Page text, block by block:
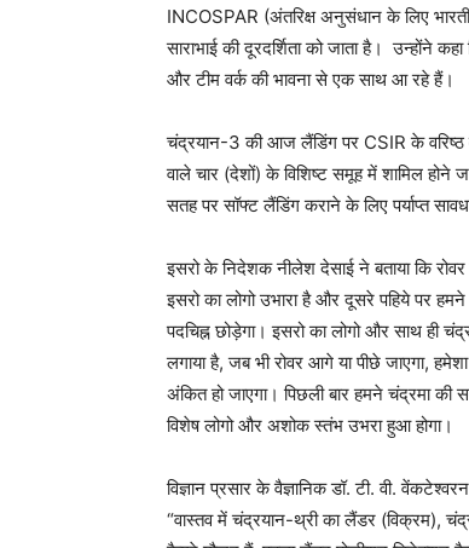
INCOSPAR (अंतरिक्ष अनुसंधान के लिए
साराभाई की दूरदर्शिता को जाता है। उन्होंने
और टीम वर्क की भावना से एक साथ आ रहे हैं।
चंद्रयान-3 की आज लैंडिंग पर CSIR के वरिष्ठ
वाले चार (देशों) के विशिष्ट समूह में शामिल
सतह पर सॉफ्ट लैंडिंग कराने के लिए पर्याप्त
इसरो के निदेशक नीलेश देसाई ने बताया कि
इसरो का लोगो उभारा है और दूसरे पहिये पर
पदचिह्न छोड़ेगा। इसरो का लोगो और साथ ही
लगाया है, जब भी रोवर आगे या पीछे जाएगा,
अंकित हो जाएगा। पिछली बार हमने चंद्रमा की
विशेष लोगो और अशोक स्तंभ उभरा हुआ होगा।
विज्ञान प्रसार के वैज्ञानिक डॉ. टी. वी.
“वास्तव में चंद्रयान-थ्री का लैंडर (विक्रम),